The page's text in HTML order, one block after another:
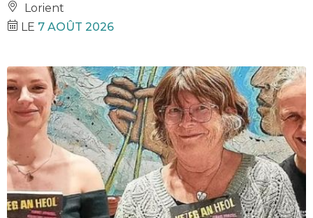
Lorient
LE 7 AOÛT 2026